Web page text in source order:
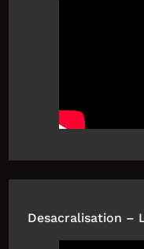
Desacralisation –